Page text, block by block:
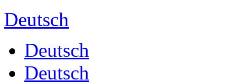
Deutsch
Deutsch
Deutsch